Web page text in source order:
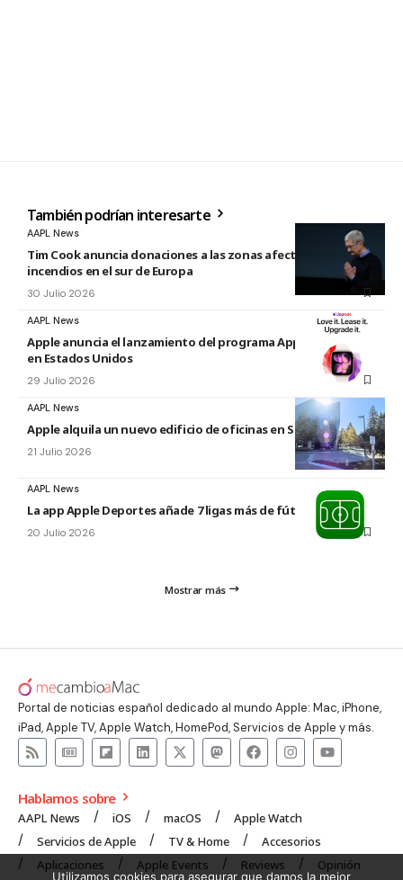
También podrían interesarte
AAPL News
Tim Cook anuncia donaciones a las zonas afectadas por los
incendios en el sur de Europa
30 Julio 2026
AAPL News
Apple anuncia el lanzamiento del programa Apple Upgrade
en Estados Unidos
29 Julio 2026
AAPL News
Apple alquila un nuevo edificio de oficinas en Sunnyvale
21 Julio 2026
AAPL News
La app Apple Deportes añade 7 ligas más de fútbol
20 Julio 2026
Mostrar más
Portal de noticias español dedicado al mundo Apple: Mac, iPhone,
iPad, Apple TV, Apple Watch, HomePod, Servicios de Apple y más.
Hablamos sobre
AAPL News iOS macOS
Apple Watch
Servicios de Apple
TV & Home
Accesorios
Aplicaciones
Apple Events Reviews Opinión
Utilizamos cookies para asegurar que damos la mejor